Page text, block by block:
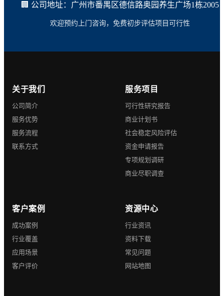
🏢 公司地址：广州市番禺区德信路奥园养生广场1栋2005
欢迎预约上门咨询，免费初步评估项目可行性
关于我们
公司简介
服务优势
服务流程
联系方式
服务项目
可行性研究报告
商业计划书
社会稳定风险评估
资金申请报告
专项规划调研
商业尽职调查
客户案例
成功案例
行业覆盖
应用场景
客户评价
资源中心
行业资讯
资料下载
常见问题
网站地图